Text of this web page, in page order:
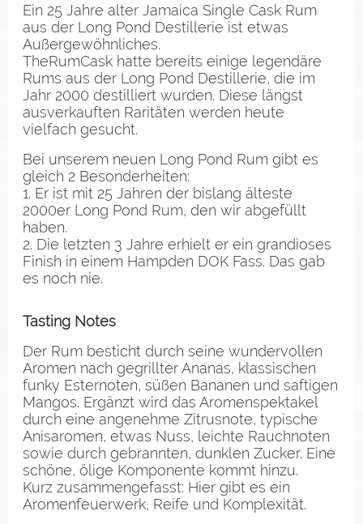
Ein 25 Jahre alter Jamaica Single Cask Rum
aus der Long Pond Destillerie ist etwas
Außergewöhnliches.
TheRumCask hatte bereits einige legendäre
Rums aus der Long Pond Destillerie, die im
Jahr 2000 destilliert wurden. Diese längst
ausverkauften Raritäten werden heute
vielfach gesucht.
Bei unserem neuen Long Pond Rum gibt es
gleich 2 Besonderheiten:
1. Er ist mit 25 Jahren der bislang älteste
2000er Long Pond Rum, den wir abgefüllt
haben.
2. Die letzten 3 Jahre erhielt er ein grandioses
Finish in einem Hampden DOK Fass. Das gab
es noch nie.
Tasting Notes
Der Rum besticht durch seine wundervollen
Aromen nach gegrillter Ananas, klassischen
funky Esternoten, süßen Bananen und saftigen
Mangos. Ergänzt wird das Aromenspektakel
durch eine angenehme Zitrusnote, typische
Anisaromen, etwas Nuss, leichte Rauchnoten
sowie durch gebrannten, dunklen Zucker. Eine
schöne, ölige Komponente kommt hinzu.
Kurz zusammengefasst: Hier gibt es ein
Aromenfeuerwerk, Reife und Komplexität.